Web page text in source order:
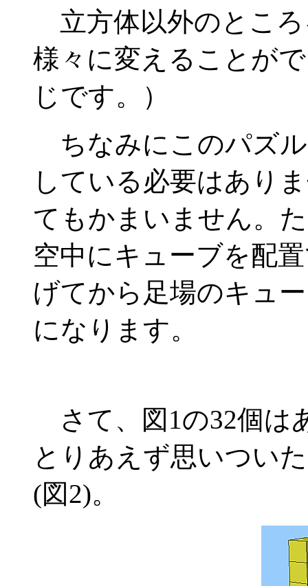
立方体以外のとこ
様々に変えることが
じです。）
ちなみにこのパズ
している必要はあり
てもかまいません。
空中にキューブを配
げてから足場のキュ
になります。
さて、図1の32個は
とりあえず思いつい
(図2)。